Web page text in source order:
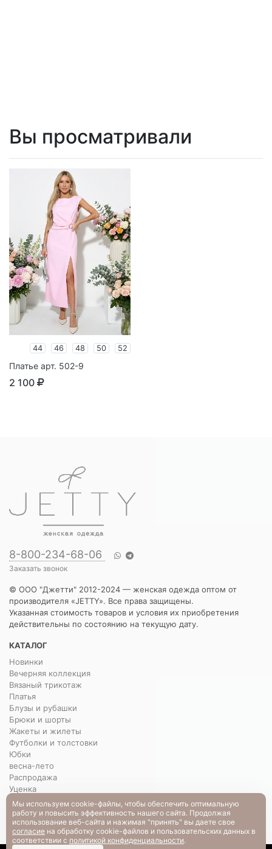
Вы просматривали
44 46 48 50 52
Платье арт. 502-9
2 100
8-800-234-68-06
Заказать звонок
© ООО "Джетти" 2012-2024 — женская одежда оптом от
производителя «JETTY». Все права защищены.
Указанная стоимость товаров и условия их приобретения
действительны по состоянию на текущую дату.
КАТАЛОГ
Новинки
Вечерняя коллекция
Вязаный трикотаж
Платья
Блузы и рубашки
Брюки и шорты
Жакеты и жилеты
Футболки и толстовки
Юбки
весна-лето
Распродажа
Уценка
О НАС
О нас
Контакты
Мы используем cookie-файлы, чтобы обеспечить оптимальную
работу и повысить эффективность нашего сайта. Продолжая
использование веб-сайта и нажимая "принять" вы даете свое
согласие на обработку cookie-файлов и пользовательских данных в
соответствии с политикой конфиденциальности.